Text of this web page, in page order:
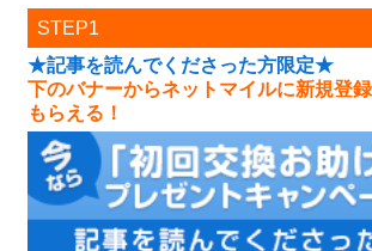
STEP1
★記事を読んでくださった方限定★
下のバナーからネットマイルに新規登
もらえる！